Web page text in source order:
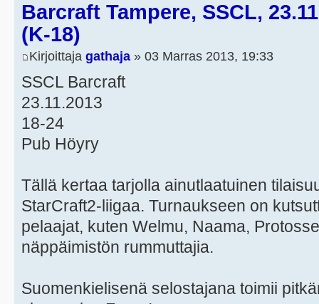
Barcraft Tampere, SSCL,
(K-18)
Kirjoittaja gathaja » 03 Marras 2013, 19:33
SSCL Barcraft
23.11.2013
18-24
Pub Höyry
Tällä kertaa tarjolla ainutlaatuinen
StarCraft2-liigaa. Turnaukseen on
pelaajat, kuten Welmu, Naama,
näppäimistön rummuttajia.
Suomenkielisenä selostajana toimii